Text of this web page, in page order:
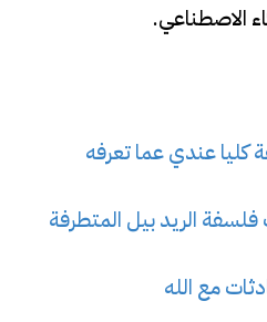
الاصطناعي.
كليا عندي عما تعرفه
الريد بيل المتطرفة
مع الله